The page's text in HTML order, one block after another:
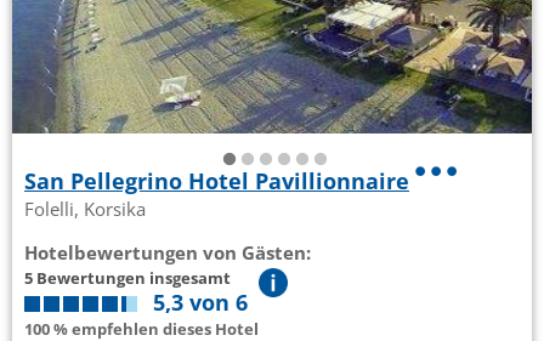
San Pellegrino Hotel Pavillionnaire
Folelli, Korsika
Hotelbewertungen von Gästen:
5 Bewertungen insgesamt
5,3 von 6
100 % empfehlen dieses Hotel